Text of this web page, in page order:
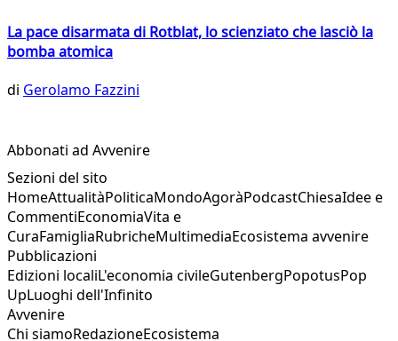
La pace disarmata di Rotblat, lo scienziato che lasciò la
bomba atomica
di Gerolamo Fazzini
Abbonati ad Avvenire
Sezioni del sito
HomeAttualitàPoliticaMondoAgoràPodcastChiesaIdee e
CommentiEconomiaVita e
CuraFamigliaRubricheMultimediaEcosistema avvenire
Pubblicazioni
Edizioni localiL'economia civileGutenbergPopotusPop
UpLuoghi dell'Infinito
Avvenire
Chi siamoRedazioneEcosistema